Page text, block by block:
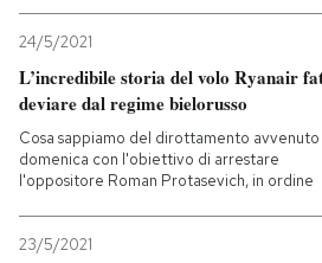
24/5/2021
L’incredibile storia del volo Ryanair
deviare dal regime bielorusso
Cosa sappiamo del dirottamento avvenuto
domenica con l'obiettivo di arrestare
l'oppositore Roman Protasevich, in ordine
23/5/2021